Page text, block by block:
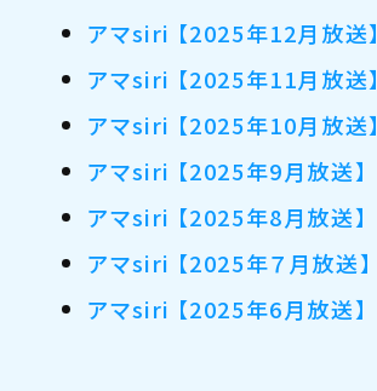
アマsiri 【2025年12月放送】
アマsiri 【2025年11月放送】
アマsiri 【2025年10月放送】
アマsiri 【2025年9月放送】
アマsiri 【2025年8月放送】
アマsiri 【2025年７月放送】
アマsiri 【2025年6月放送】